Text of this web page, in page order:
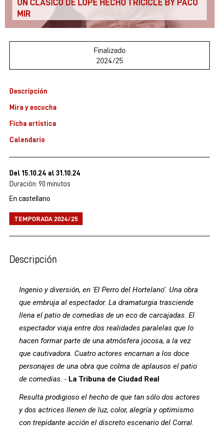
UN CLÁSICO DE LOPE HECHO TRICICLE BY PACO
MIR
Finalizado
2024/25
Descripción
Mira y escucha
Ficha artística
Calendario
Del 15.10.24 al 31.10.24
Duración: 90 minutos
En castellano
TEMPORADA 2024/25
Descripción
Ingenio y diversión, en 'El Perro del Hortelano’. Una obra
que embruja al espectador. La dramaturgia trasciende
llena el patio de comedias de un eco de carcajadas. El
espectador viaja entre dos realidades paralelas que lo
hacen formar parte de una atmósfera jocosa, a la vez
que cautivadora. Cuatro actores encarnan a los doce
personajes de una obra que colma de aplausos el patio
de comedias. - La Tribuna de Ciudad Real
Resulta prodigioso el hecho de que tan sólo dos actores
y dos actrices llenen de luz, color, alegría y optimismo
con trepidante acción el discreto escenario del Corral.